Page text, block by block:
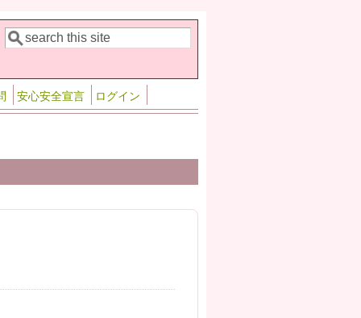
検索フォーム
検索
安心安全宣言 ログイン